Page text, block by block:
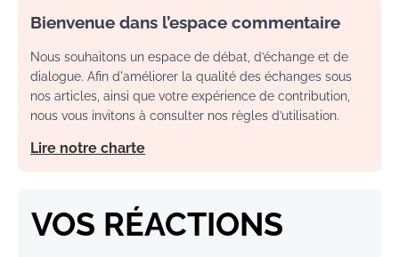
Bienvenue dans l’espace commentaire
Nous souhaitons un espace de débat, d’échange et de
dialogue. Afin d'améliorer la qualité des échanges sous
nos articles, ainsi que votre expérience de contribution,
nous vous invitons à consulter nos règles d’utilisation.
Lire notre charte
VOS RÉACTIONS